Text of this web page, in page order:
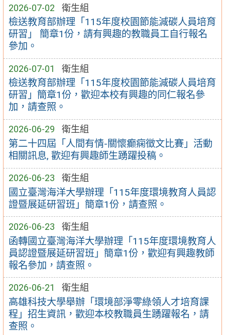
2026-07-02 衛生組
檢送教育部辦理「115年度校園節能減碳人員培育
研習」 簡章1份，請有興趣的教職員工自行報名
參加。
2026-07-01 衛生組
檢送教育部辦理「115年度校園節能減碳人員培育
研習」簡章1份，歡迎本校有興趣的同仁報名參
加，請查照。
2026-06-29 衛生組
第二十四屆「人間有情-關懷癫痫徵文比賽」活動
相關訊息, 歡迎有興趣師生踴躍投稿。
2026-06-23 衛生組
國立臺灣海洋大學辦理「115年度環境教育人員認
證暨展延研習班」簡章1份，請查照。
2026-06-23 衛生組
函轉國立臺灣海洋大學辦理「115年度環境教育人
員認證暨展延研習班」簡章1份，歡迎有興趣教師
報名參加，請查照。
2026-06-21 衛生組
高雄科技大學舉辦「環境部淨零綠領人才培育課
程」招生資訊，歡迎本校教職員生踴躍報名，請
查照。